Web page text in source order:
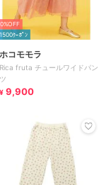
ｸｰﾎﾟﾝ
ホコモモラ
Rica fruta チュールワイドパン
ツ
¥ 9,900